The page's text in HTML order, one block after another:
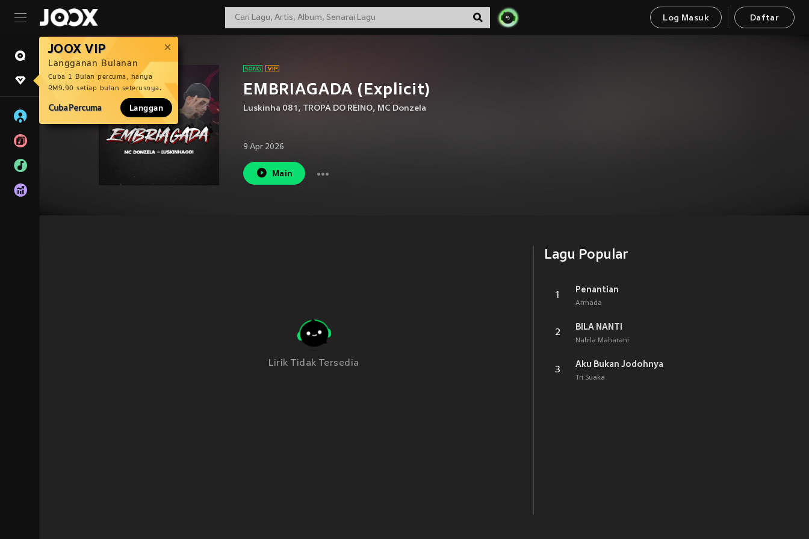
Log Masuk Daftar
JOOX VIP
Langganan Bulanan
Cuba 1 Bulan percuma, hanya
RM9.90 setiap bulan seterusnya.
Cuba Percuma Langgan
EMBRIAGADA (Explicit)
Luskinha 081 , TROPA DO REINO, MC Donzela
9 Apr 2026
Main
Lirik Tidak Tersedia
Lagu Popular
1
Penantian
Armada
2
BILA NANTI
Nabila Maharani
3
Aku Bukan Jodohnya
Tri Suaka